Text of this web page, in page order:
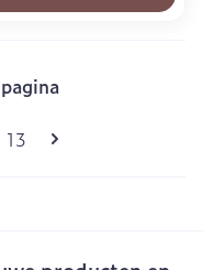
pagina
Pagina
13